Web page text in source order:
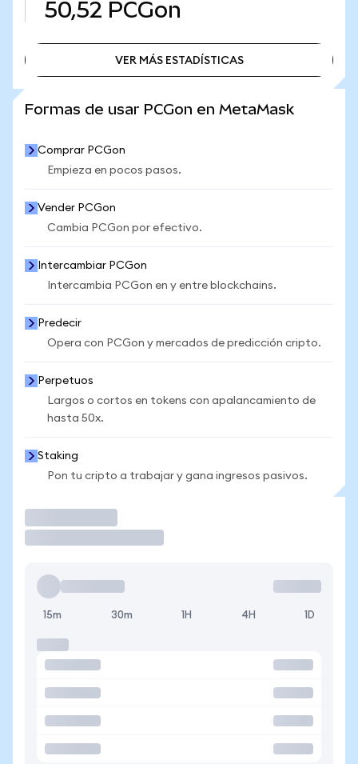
50,52 PCGon
VER MÁS ESTADÍSTICAS
Formas de usar PCGon en MetaMask
Comprar PCGon
Empieza en pocos pasos.
Vender PCGon
Cambia PCGon por efectivo.
Intercambiar PCGon
Intercambia PCGon en y entre blockchains.
Predecir
Opera con PCGon y mercados de predicción cripto.
Perpetuos
Largos o cortos en tokens con apalancamiento de
hasta 50x.
Staking
Pon tu cripto a trabajar y gana ingresos pasivos.
15m 30m 1H 4H 1D